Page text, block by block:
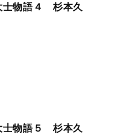
士物語４ 杉本久
士物語５ 杉本久